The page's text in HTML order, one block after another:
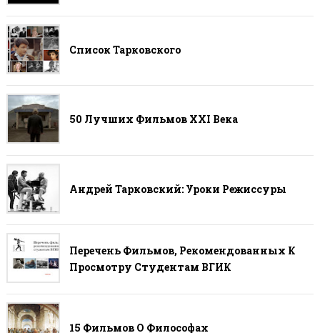
Список Тарковского
50 Лучших Фильмов ХХI Века
Андрей Тарковский: Уроки Режиссуры
Перечень Фильмов, Рекомендованных К
Просмотру Студентам ВГИК
15 Фильмов О Философах